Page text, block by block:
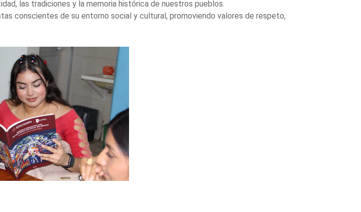
las tradiciones y la memoria histórica de nuestros pueblos.
conscientes de su entorno social y cultural, promoviendo valores de respeto,